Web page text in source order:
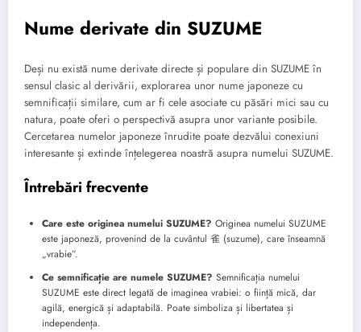
Nume derivate din SUZUME
Deși nu există nume derivate directe și populare din SUZUME în
sensul clasic al derivării, explorarea unor nume japoneze cu
semnificații similare, cum ar fi cele asociate cu păsări mici sau cu
natura, poate oferi o perspectivă asupra unor variante posibile.
Cercetarea numelor japoneze înrudite poate dezvălui conexiuni
interesante și extinde înțelegerea noastră asupra numelui SUZUME.
Întrebări frecvente
Care este originea numelui SUZUME? Originea numelui SUZUME
este japoneză, provenind de la cuvântul 雀 (suzume), care înseamnă
„vrabie”.
Ce semnificație are numele SUZUME? Semnificația numelui
SUZUME este direct legată de imaginea vrabiei: o ființă mică, dar
agilă, energică și adaptabilă. Poate simboliza și libertatea și
independența.